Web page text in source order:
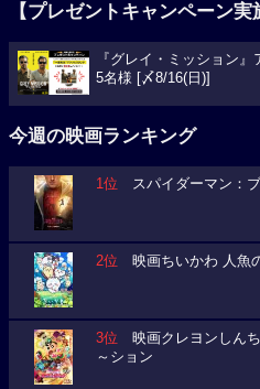
【プレゼントキャンペーン実
『グレイ・ミッション
5名様 [〆8/16(日)]
今週の映画ランキング
1位 スパイダーマン：
2位 映画ちいかわ 人魚
3位 映画クレヨンしん
～ション